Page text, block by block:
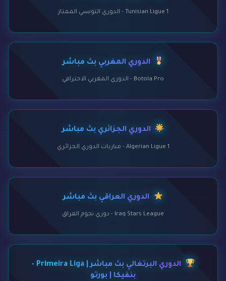
Tunisian Ligue 1 - الدوري التونسي الممتاز
الدوري المغربي بث مباشر
Botola Pro - الدوري المغربي الاحترافي
الدوري الجزائري بث مباشر
Algerian Ligue 1 - مباريات الدوري الجزائري
الدوري العراقي بث مباشر
Iraq Stars League - دوري نجوم العراق
الدوري البرتغالي بث مباشر | Primeira Liga -
بنفيكا | بورتو